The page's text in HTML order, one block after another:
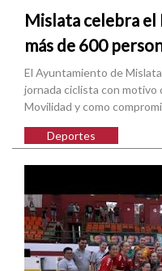
Mislata celebra el
más de 600
El Ayuntamiento de
jornada ciclista con motivo
Movilidad y como
Deportes